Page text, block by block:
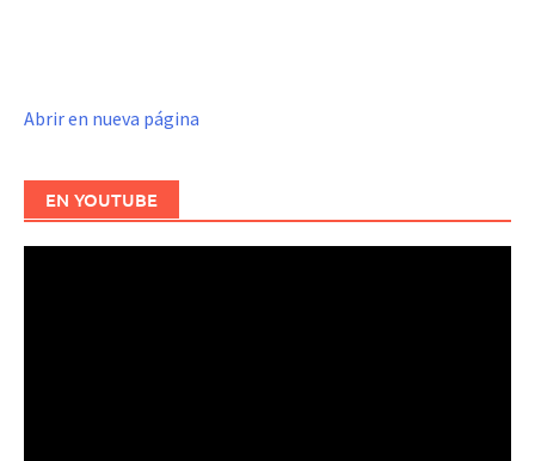
Abrir en nueva página
EN YOUTUBE